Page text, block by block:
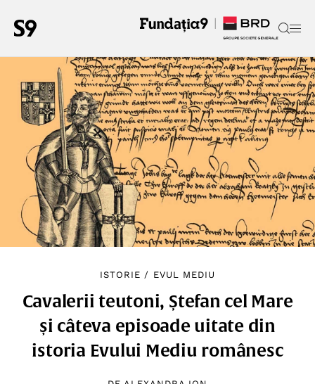
ISTORIE / EVUL MEDIU
Cavalerii teutoni, Ștefan cel Mare
și câteva episoade uitate din
istoria Evului Mediu românesc